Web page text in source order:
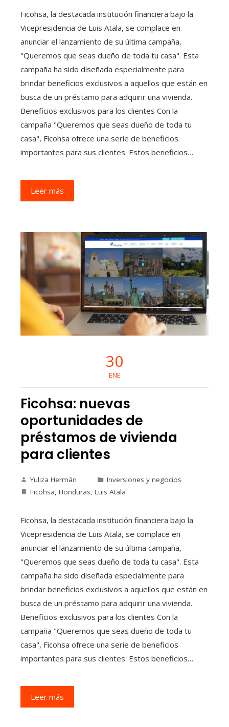
Ficohsa, la destacada institución financiera bajo la
Vicepresidencia de Luis Atala, se complace en
anunciar el lanzamiento de su última campaña,
"Queremos que seas dueño de toda tu casa". Esta
campaña ha sido diseñada especialmente para
brindar beneficios exclusivos a aquellos que están en
busca de un préstamo para adquirir una vivienda.
Beneficios exclusivos para los clientes Con la
campaña "Queremos que seas dueño de toda tu
casa", Ficohsa ofrece una serie de beneficios
importantes para sus clientes. Estos beneficios…
Leer más
30
ENE
Ficohsa: nuevas
oportunidades de
préstamos de vivienda
para clientes
Yuliza Hermán
Inversiones y negocios
Ficohsa, Honduras, Luis Atala
Ficohsa, la destacada institución financiera bajo la
Vicepresidencia de Luis Atala, se complace en
anunciar el lanzamiento de su última campaña,
"Queremos que seas dueño de toda tu casa". Esta
campaña ha sido diseñada especialmente para
brindar beneficios exclusivos a aquellos que están en
busca de un préstamo para adquirir una vivienda.
Beneficios exclusivos para los clientes Con la
campaña "Queremos que seas dueño de toda tu
casa", Ficohsa ofrece una serie de beneficios
importantes para sus clientes. Estos beneficios…
Leer más